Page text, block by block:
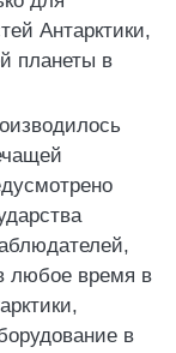
Антарктики,
планеты в
любое время в
в